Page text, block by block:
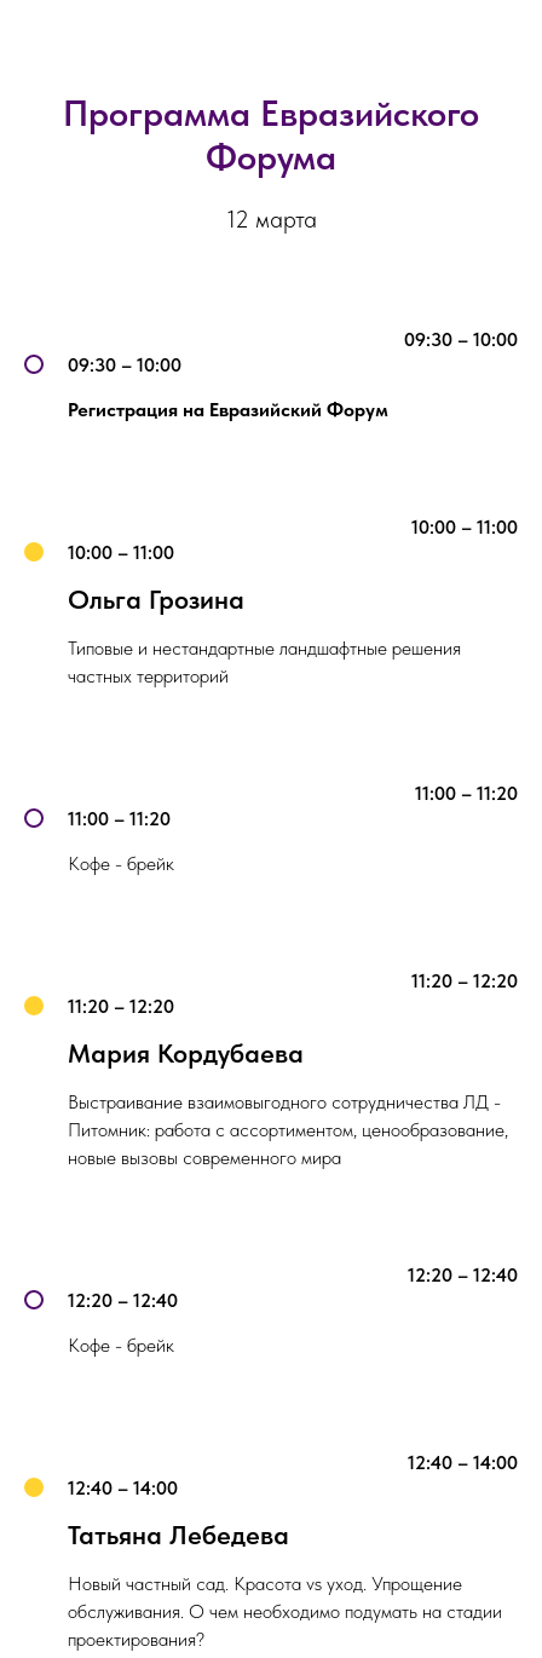
Программа Евразийского
Форума
12 марта
09:30 – 10:00
09:30 – 10:00
Регистрация на Евразийский Форум
10:00 – 11:00
10:00 – 11:00
Ольга Грозина
Типовые и нестандартные ландшафтные решения
частных территорий
11:00 – 11:20
11:00 – 11:20
Кофе - брейк
11:20 – 12:20
11:20 – 12:20
Мария Кордубаева
Выстраивание взаимовыгодного сотрудничества ЛД -
Питомник: работа с ассортиментом, ценообразование,
новые вызовы современного мира
12:20 – 12:40
12:20 – 12:40
Кофе - брейк
12:40 – 14:00
12:40 – 14:00
Татьяна Лебедева
Новый частный сад. Красота vs уход. Упрощение
обслуживания. О чем необходимо подумать на стадии
проектирования?